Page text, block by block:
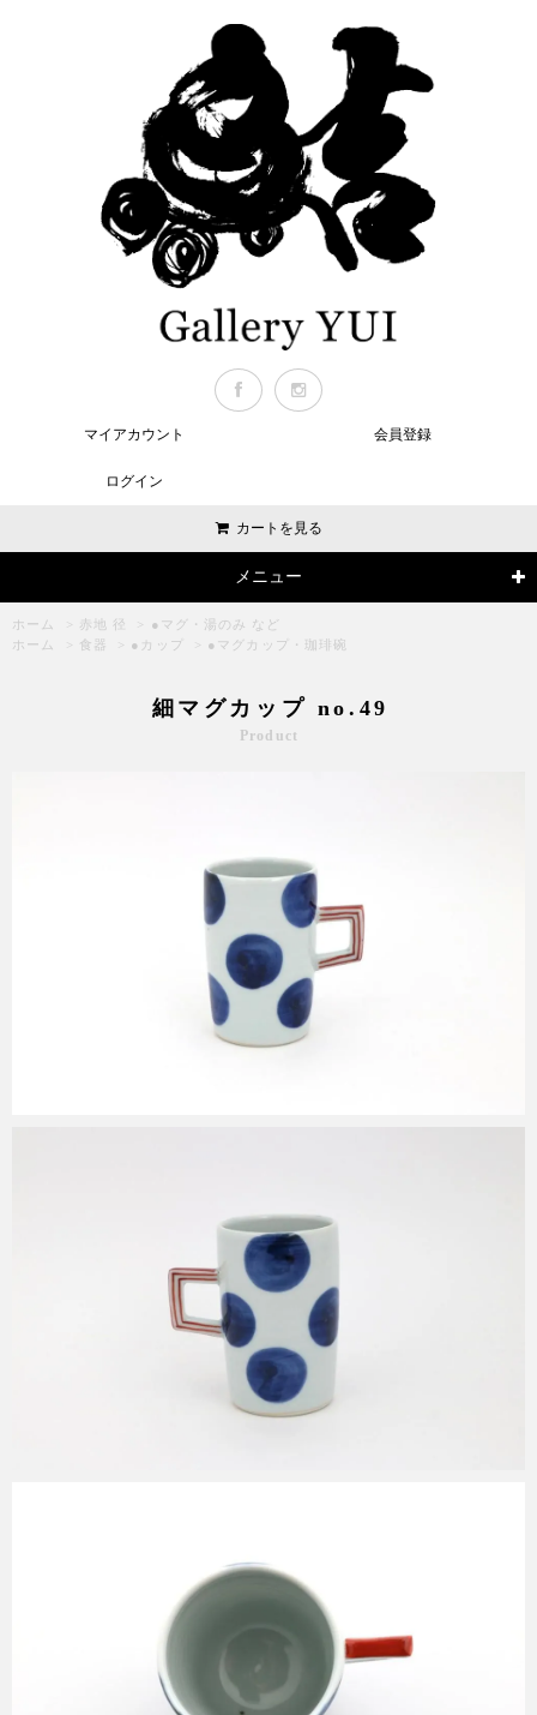
マイアカウント 会員登録
ログイン
カートを見る
メニュー
ホーム > 赤地 径 >
●マグ・湯のみ など
ホーム
> 食器 > ●カップ > ●マグカップ・珈琲碗
細マグカップ no.49
Product